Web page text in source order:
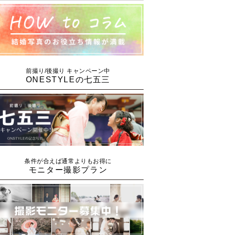
前撮り/後撮り キャンペーン中
ONESTYLEの七五三
条件が合えば通常よりもお得に
モニター撮影プラン